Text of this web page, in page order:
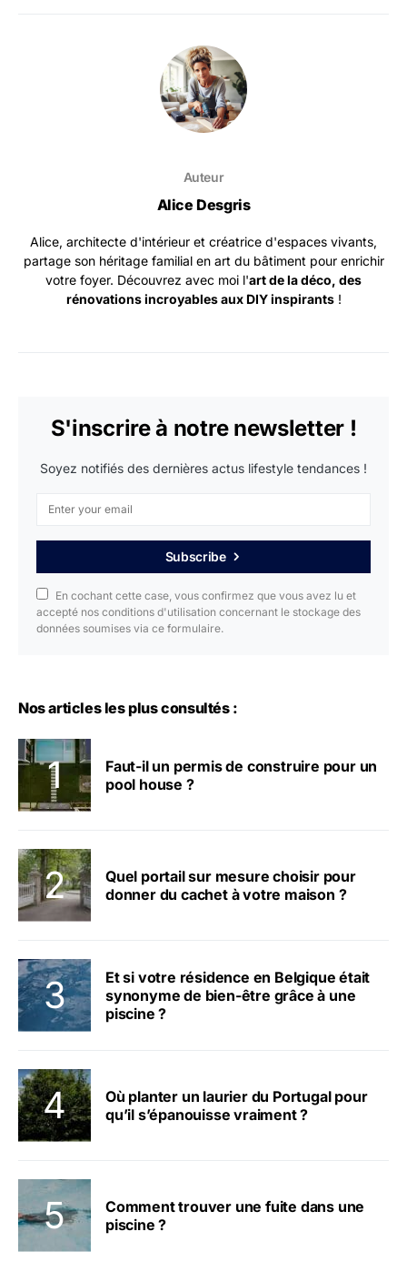
Auteur
Alice Desgris
Alice, architecte d'intérieur et créatrice d'espaces vivants,
partage son héritage familial en art du bâtiment pour enrichir
votre foyer. Découvrez avec moi l'art de la déco, des
rénovations incroyables aux DIY inspirants!
S'inscrire à notre newsletter !
Soyez notifiés des dernières actus lifestyle tendances !
Subscribe
En cochant cette case, vous confirmez que vous avez lu et
accepté nos conditions d'utilisation concernant le stockage des
données soumises via ce formulaire.
Nos articles les plus consultés :
Faut-il un permis de construire pour un
pool house ?
Quel portail sur mesure choisir pour
donner du cachet à votre maison ?
Et si votre résidence en Belgique était
synonyme de bien-être grâce à une
piscine ?
Où planter un laurier du Portugal pour
qu’il s’épanouisse vraiment ?
Comment trouver une fuite dans une
piscine ?